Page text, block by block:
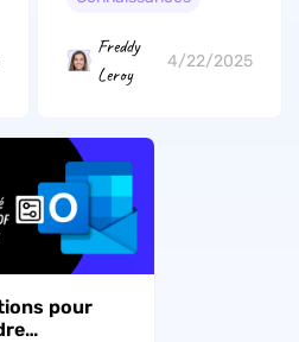
Freddy
Leroy
4/22/2025
pour